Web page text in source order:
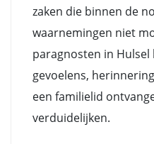
zaken die binnen de
waarnemingen niet
paragnosten in
gevoelens,
een familielid
verduidelijken.